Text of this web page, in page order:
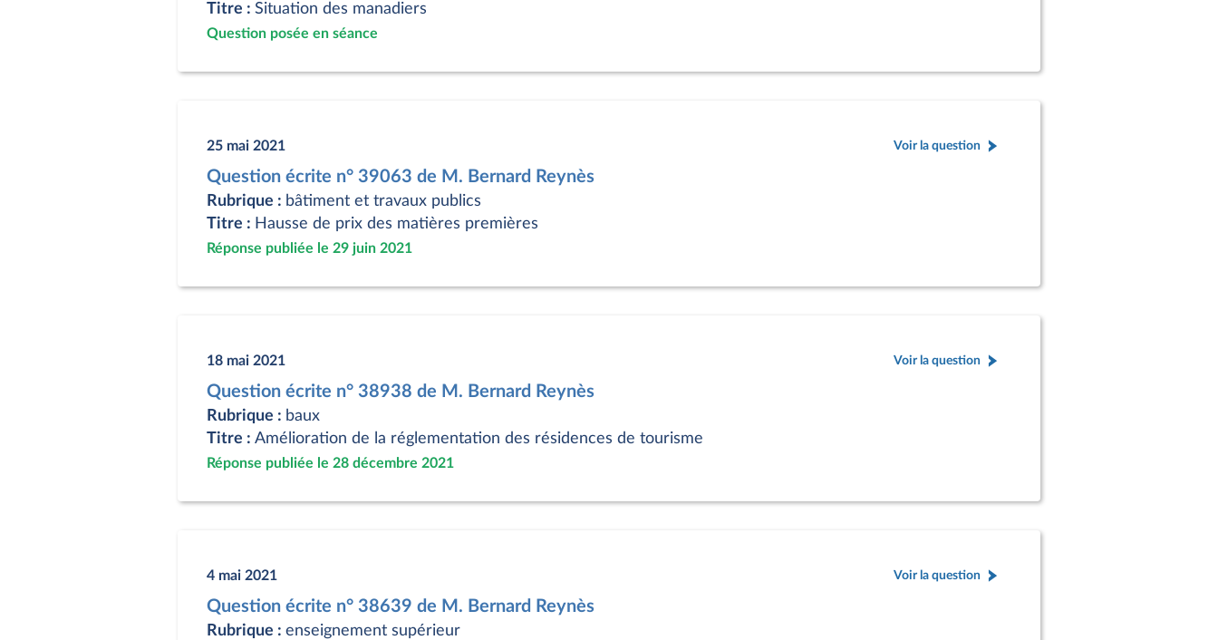
Titre : Situation des manadiers
Question posée en séance
25 mai 2021 Voir la question
Question écrite n° 39063 de M. Bernard Reynès
Rubrique : bâtiment et travaux publics
Titre : Hausse de prix des matières premières
Réponse publiée le 29 juin 2021
18 mai 2021 Voir la question
Question écrite n° 38938 de M. Bernard Reynès
Rubrique : baux
Titre : Amélioration de la réglementation des résidences de tourisme
Réponse publiée le 28 décembre 2021
4 mai 2021 Voir la question
Question écrite n° 38639 de M. Bernard Reynès
Rubrique : enseignement supérieur